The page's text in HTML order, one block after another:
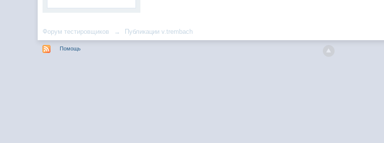
Форум тестировщиков → Публикации v.trembach
Помощь